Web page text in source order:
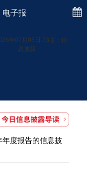
子报
度报告的信息披